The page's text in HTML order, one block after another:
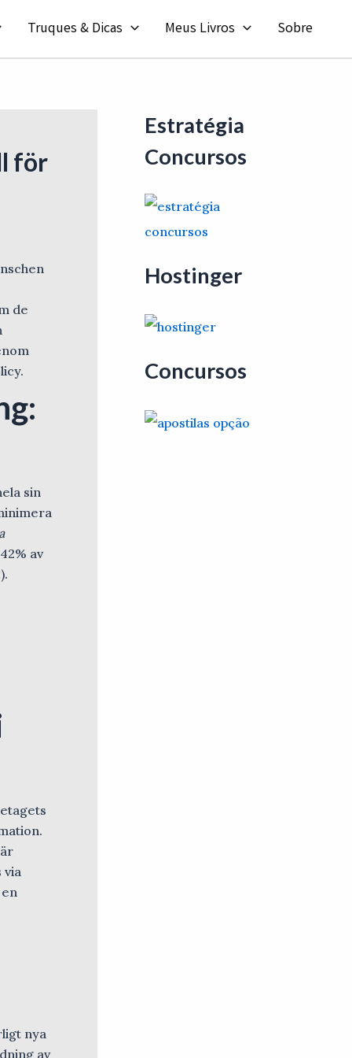
Truques & Dicas Meus Livros Sobre
för
de
sin
av
nya
av
Estratégia
Concursos
Hostinger
Concursos